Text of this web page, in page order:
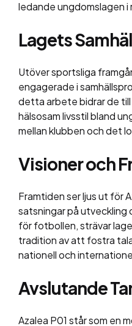
ledande ungdomslagen i
Lagets
Utöver sportsliga
engagerade i
detta arbete bidrar de
hälsosam livsstil bland
mellan klubben och det
Visioner och
Framtiden ser ljus ut för
satsningar på
för fotbollen, strävar
tradition av att fostra
nationell och
Avslutande
Azalea P01 står som en